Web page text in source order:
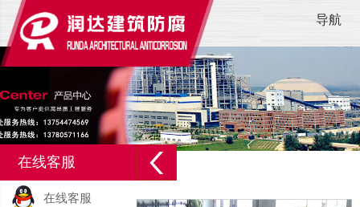
导航
在线客服
在线客服